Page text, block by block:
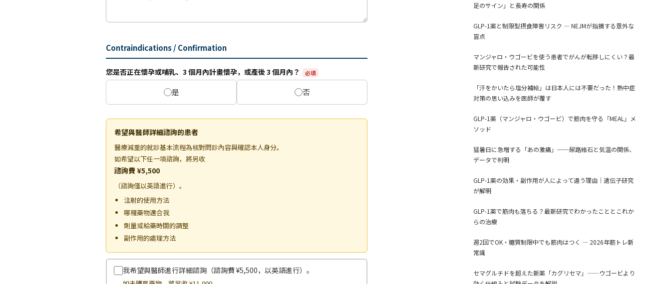
Contraindications / Confirmation
您是否正在懷孕或哺乳、3 個月內計畫懷孕，或產後 3 個月內？ 必填
是 否
希望與醫師詳細諮詢的患者
醫療減重的就診基本流程為核對問診內容與確認本人身分。
如希望以下任一項諮詢，將另收
諮詢費 ¥5,500
（諮詢僅以英語進行）。
注射的使用方法
哪種藥物適合我
劑量或給藥時間的調整
副作用的處理方法
我希望與醫師進行詳細諮詢（諮詢費 ¥5,500，以英語進行）。
足のサイン」と長寿の関係
GLP-1薬と制限型摂食障害リスク ― NEJMが指摘する意外な
盲点
マンジャロ・ウゴービを使う患者でがんが転移しにくい？最
新研究で報告された可能性
「汗をかいたら塩分補給」は日本人には不要だった！熱中症
対策の思い込みを医師が覆す
GLP-1薬（マンジャロ・ウゴービ）で筋肉を守る「MEAL」メ
ソッド
猛暑日に急増する「あの激痛」──尿路結石と気温の関係、
データで判明
GLP-1薬の効果・副作用が人によって違う理由｜遺伝子研究
が解明
GLP-1薬で筋肉も落ちる？最新研究でわかったこととこれか
らの治療
週2回でOK・糖質制限中でも筋肉はつく ― 2026年筋トレ新
常識
セマグルチドを超えた新薬「カグリセマ」——ウゴービより